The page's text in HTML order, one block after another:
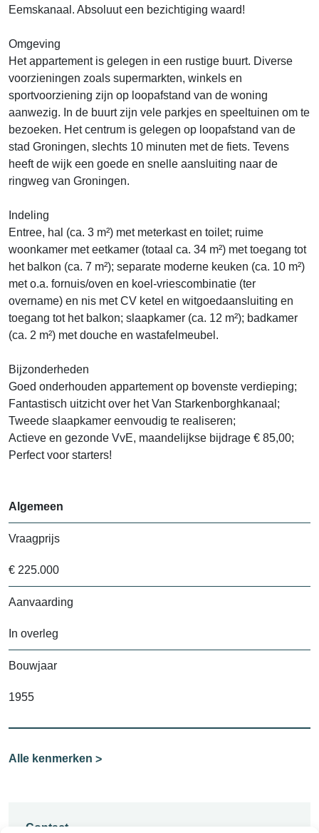
Eemskanaal. Absoluut een bezichtiging waard!
Omgeving
Het appartement is gelegen in een rustige buurt. Diverse
voorzieningen zoals supermarkten, winkels en
sportvoorziening zijn op loopafstand van de woning
aanwezig. In de buurt zijn vele parkjes en speeltuinen om te
bezoeken. Het centrum is gelegen op loopafstand van de
stad Groningen, slechts 10 minuten met de fiets. Tevens
heeft de wijk een goede en snelle aansluiting naar de
ringweg van Groningen.
Indeling
Entree, hal (ca. 3 m²) met meterkast en toilet; ruime
woonkamer met eetkamer (totaal ca. 34 m²) met toegang tot
het balkon (ca. 7 m²); separate moderne keuken (ca. 10 m²)
met o.a. fornuis/oven en koel-vriescombinatie (ter
overname) en nis met CV ketel en witgoedaansluiting en
toegang tot het balkon; slaapkamer (ca. 12 m²); badkamer
(ca. 2 m²) met douche en wastafelmeubel.
Bijzonderheden
Goed onderhouden appartement op bovenste verdieping;
Fantastisch uitzicht over het Van Starkenborghkanaal;
Tweede slaapkamer eenvoudig te realiseren;
Actieve en gezonde VvE, maandelijkse bijdrage € 85,00;
Perfect voor starters!
Algemeen
Vraagprijs
€ 225.000
Aanvaarding
In overleg
Bouwjaar
1955
Alle kenmerken
Contact